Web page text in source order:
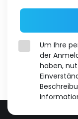
Um Ihre
der
haben,